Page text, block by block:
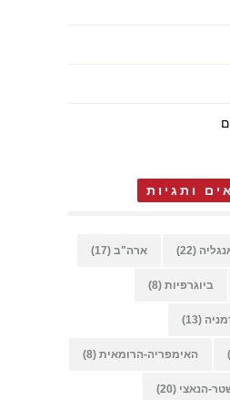
ותגיות
(22) ארה"ב (17)
ביוגרפיות (8)
(13)
האימפריה-הרומאית (8)
הנאצי (20)